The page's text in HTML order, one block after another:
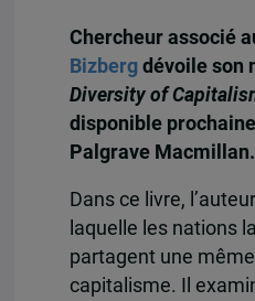
Chercheur associé
Bizbergdévoile son
Diversity of
disponible
Palgrave Macmillan.
Dans ce livre,
laquelle les nations
partagent une
capitalisme. Il